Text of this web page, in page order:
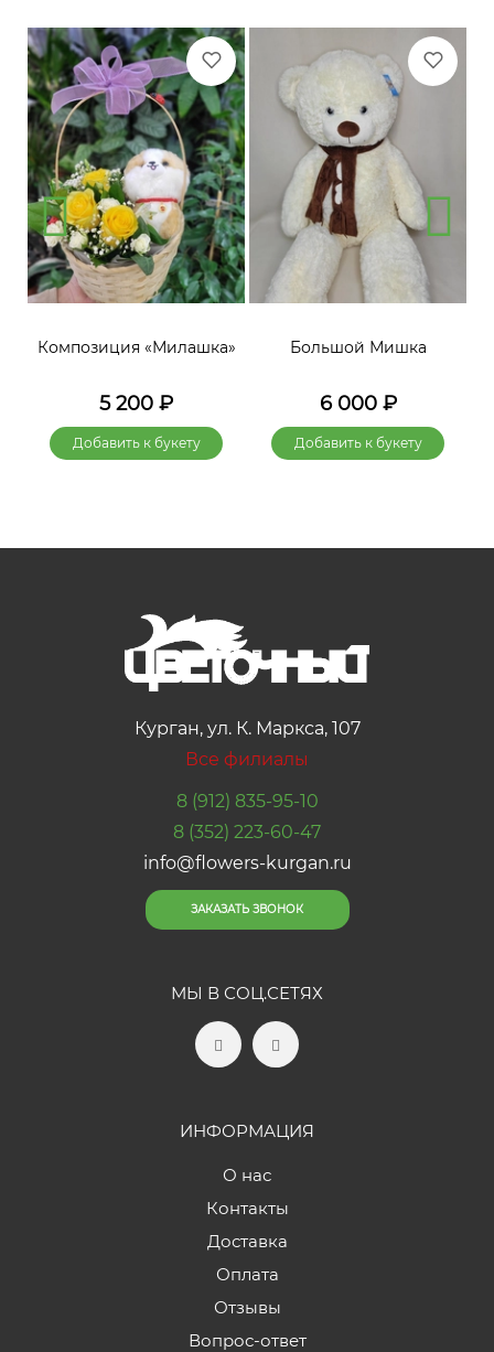
Композиция «Милашка»
5 200 ₽
Добавить к букету
Большой Мишка
6 000₽
Добавить к букету
Курган, ул. К. Маркса, 107
Все филиалы
8 (912) 835-95-10
8 (352) 223-60-47
info@flowers-kurgan.ru
ЗАКАЗАТЬ ЗВОНОК
МЫ В СОЦ.СЕТЯХ
ИНФОРМАЦИЯ
О нас
Контакты
Доставка
Оплата
Отзывы
Вопрос-ответ